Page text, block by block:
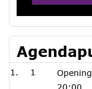
1
20:00